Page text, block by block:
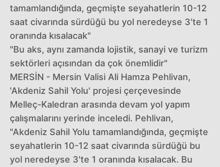
tamamlandığında, geçmişte seyahatlerin 10-12
saat civarında sürdüğü bu yol neredeyse 3'te 1
oranında kısalacak"
"Bu aks, aynı zamanda lojistik, sanayi ve turizm
sektörleri açısından da çok önemlidir"
MERSİN - Mersin Valisi Ali Hamza Pehlivan,
'Akdeniz Sahil Yolu' projesi çerçevesinde
Melleç-Kaledran arasında devam yol yapım
çalışmalarını yerinde inceledi. Pehlivan,
"Akdeniz Sahil Yolu tamamlandığında, geçmişte
seyahatlerin 10-12 saat civarında sürdüğü bu
yol neredeyse 3'te 1 oranında kısalacak. Bu